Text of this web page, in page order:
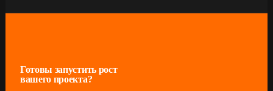
Готовы запустить рост
вашего проекта?